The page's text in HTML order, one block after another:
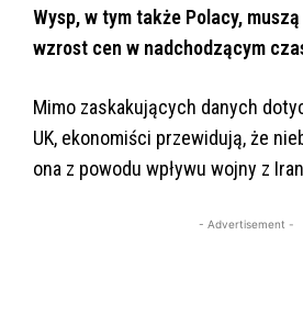
Wysp, w tym także Polacy,
wzrost cen w nadchodzącym
Mimo zaskakujących danych
UK, ekonomiści przewidują, że
ona z powodu wpływu wojny z
- Advertisement -